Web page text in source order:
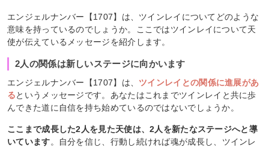
エンジェルナンバー【1707】は、ツインレイについてどのような
意味を持っているのでしょうか。ここではツインレイについて天
使が伝えているメッセージを紹介します。
2人の関係は新しいステージに向かいます
エンジェルナンバー【1707】は、 ツインレイとの関係に進展があ
るというメッセージです。あなたはこれまでツインレイと共に歩
んできた道に自信を持ち始めているのではないでしょうか。
ここまで成長した2人を見た天使は、2人を新たなステージへと導
いています。自分を信じ、行動し続ければ魂が成長し、ツインレ